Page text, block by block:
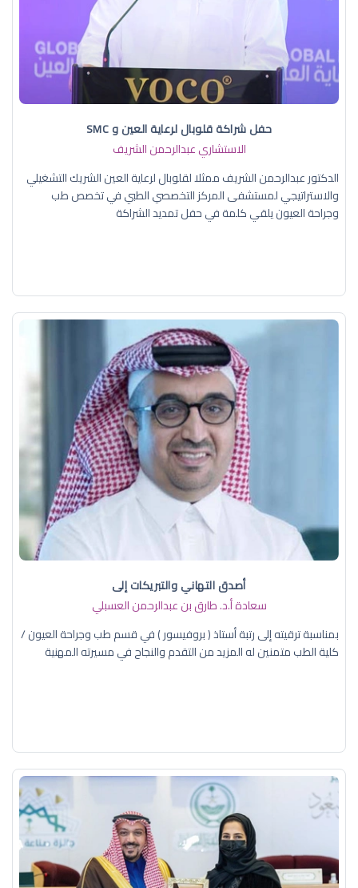
حفل شراكة قلوبال لرعاية العين و SMC
الاستشاري عبدالرحمن الشريف
الدكتور عبدالرحمن الشريف ممثلا لقلوبال لرعاية العين الشريك التشغيلي
والاستراتيجي لمستشفى المركز التخصصي الطبي في تخصص طب
وجراحة العيون يلقي كلمة في حفل تمديد الشراكة
أصدق التهاني والتبريكات إلى
سعادة أ.د. ​طارق بن عبدالرحمن العسبلي
بمناسبة ترقيته إلى رتبة أستاذ ( بروفيسور ) في قسم طب وجراحة العيون /
كلية الطب متمنين له المزيد من التقدم والنجاح في مسيرته المهنية